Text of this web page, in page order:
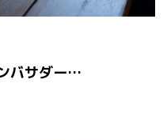
DO!NUTS TOKYO第5期アンバサダー・プログラム募集